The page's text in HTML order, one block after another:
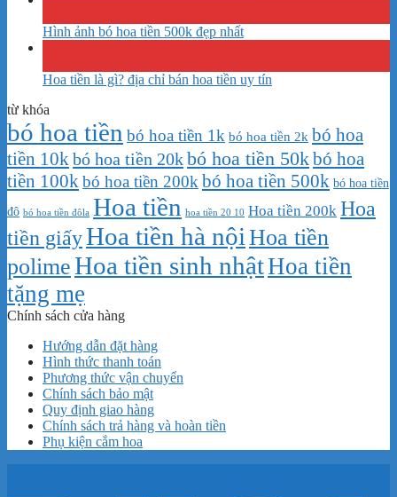
Hình ảnh bó hoa tiền 500k đẹp nhất
Hoa tiền là gì? địa chỉ bán hoa tiền uy tín
từ khóa
bó hoa tiền bó hoa tiền 1k bó hoa tiền 2k bó hoa
tiền 10k bó hoa tiền 20kbó hoa tiền 50kbó hoa
tiền 100kbó hoa tiền 200kbó hoa tiền 500k bó hoa tiền
đô bó hoa tiền đôla Hoa tiền hoa tiền 20 10 Hoa tiền 200k Hoa
tiền giấyHoa tiền hà nội Hoa tiền
polimeHoa tiền sinh nhậtHoa tiền
tặng mẹ
Chính sách cửa hàng
Hướng dẫn đặt hàng
Hình thức thanh toán
Phương thức vận chuyển
Chính sách bảo mật
Quy định giao hàng
Chính sách trả hàng và hoàn tiền
Phụ kiện cắm hoa